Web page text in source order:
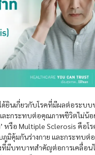
ด้ยินเกี่ยวกับโรคที่มีผลต่อระบบ
ะกระทบต่อคุณภาพชีวิตไม่น้อย
หรือ Multiple Sclerosis คือโร
มิคุ้มกันร่างกาย และกระทบต่อ
มีบทบาทสำคัญต่อการเคลื่อนไ